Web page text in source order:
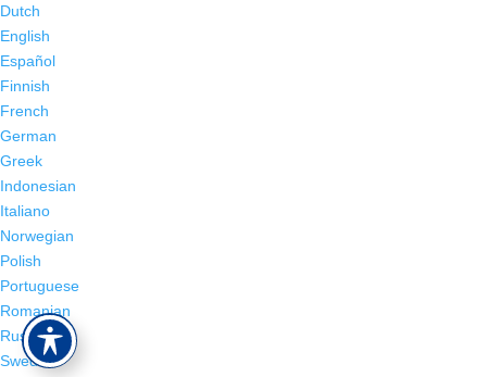
Dutch
English
Español
Finnish
French
German
Greek
Indonesian
Italiano
Norwegian
Polish
Portuguese
Romanian
Russian
Swedish